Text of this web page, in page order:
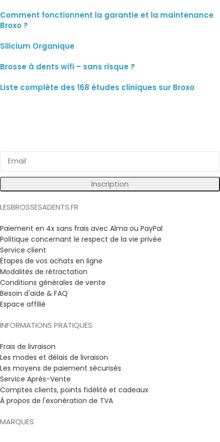
Comment fonctionnent la garantie et la maintenance
Broxo ?
Silicium Organique
Brosse à dents wifi – sans risque ?
Liste complète des 168 études cliniques sur Broxo
Inscription
LESBROSSESADENTS.FR
Paiement en 4x sans frais avec Alma ou PayPal
Politique concernant le respect de la vie privée
Service client
Étapes de vos achats en ligne
Modalités de rétractation
Conditions générales de vente
Besoin d'aide & FAQ
Espace affilié
INFORMATIONS PRATIQUES
Frais de livraison
Les modes et délais de livraison
Les moyens de paiement sécurisés
Service Après-Vente
Comptes clients, points fidélité et cadeaux
À propos de l'exonération de TVA
MARQUES